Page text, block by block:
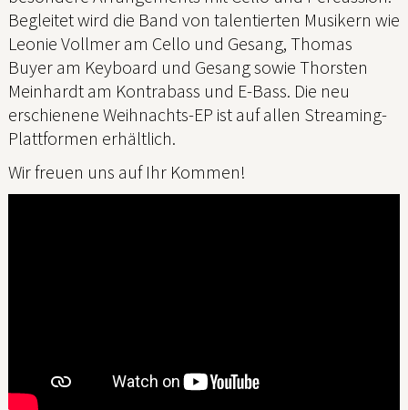
Begleitet wird die Band von talentierten Musikern wie
Leonie Vollmer am Cello und Gesang, Thomas
Buyer am Keyboard und Gesang sowie Thorsten
Meinhardt am Kontrabass und E-Bass. Die neu
erschienene Weihnachts-EP ist auf allen Streaming-
Plattformen erhältlich.
Wir freuen uns auf Ihr Kommen!